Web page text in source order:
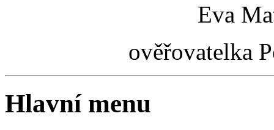
Eva
ověřovatelka
Hlavní menu